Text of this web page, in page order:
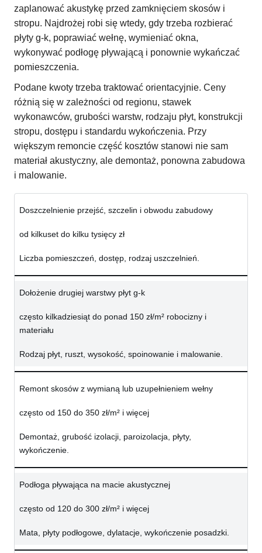
zaplanować akustykę przed zamknięciem skosów i
stropu. Najdrożej robi się wtedy, gdy trzeba rozbierać
płyty g-k, poprawiać wełnę, wymieniać okna,
wykonywać podłogę pływającą i ponownie wykańczać
pomieszczenia.
Podane kwoty trzeba traktować orientacyjnie. Ceny
różnią się w zależności od regionu, stawek
wykonawców, grubości warstw, rodzaju płyt, konstrukcji
stropu, dostępu i standardu wykończenia. Przy
większym remoncie część kosztów stanowi nie sam
materiał akustyczny, ale demontaż, ponowna zabudowa
i malowanie.
Doszczelnienie przejść, szczelin i obwodu zabudowy
od kilkuset do kilku tysięcy zł
Liczba pomieszczeń, dostęp, rodzaj uszczelnień.
Dołożenie drugiej warstwy płyt g-k
często kilkadziesiąt do ponad 150 zł/m² robocizny i
materiału
Rodzaj płyt, ruszt, wysokość, spoinowanie i malowanie.
Remont skosów z wymianą lub uzupełnieniem wełny
często od 150 do 350 zł/m² i więcej
Demontaż, grubość izolacji, paroizolacja, płyty,
wykończenie.
Podłoga pływająca na macie akustycznej
często od 120 do 300 zł/m² i więcej
Mata, płyty podłogowe, dylatacje, wykończenie posadzki.